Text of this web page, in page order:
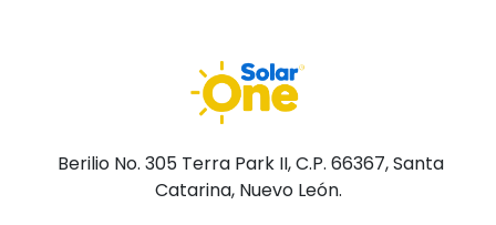
Berilio No. 305 Terra Park II, C.P. 66367, Santa
Catarina, Nuevo León.